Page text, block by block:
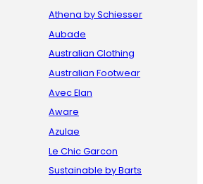
Athena by Schiesser
Aubade
Australian Clothing
Australian Footwear
Avec Elan
Aware
Azulae
Le Chic Garcon
Sustainable by Barts